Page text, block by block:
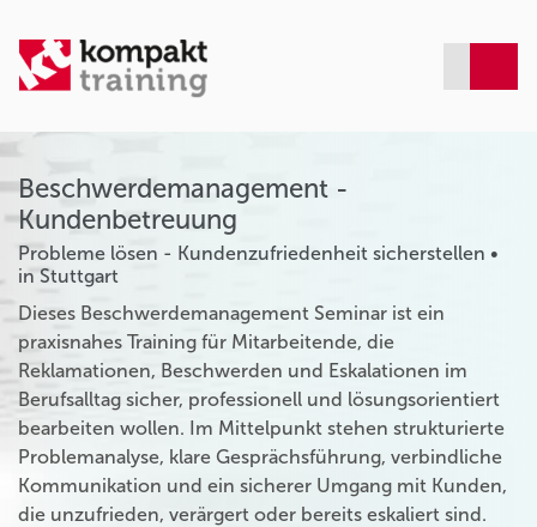
Beschwerdemanagement -
Kundenbetreuung
Probleme lösen - Kundenzufriedenheit sicherstellen •
in Stuttgart
Dieses Beschwerdemanagement Seminar ist ein
praxisnahes Training für Mitarbeitende, die
Reklamationen, Beschwerden und Eskalationen im
Berufsalltag sicher, professionell und lösungsorientiert
bearbeiten wollen. Im Mittelpunkt stehen strukturierte
Problemanalyse, klare Gesprächsführung, verbindliche
Kommunikation und ein sicherer Umgang mit Kunden,
die unzufrieden, verärgert oder bereits eskaliert sind.